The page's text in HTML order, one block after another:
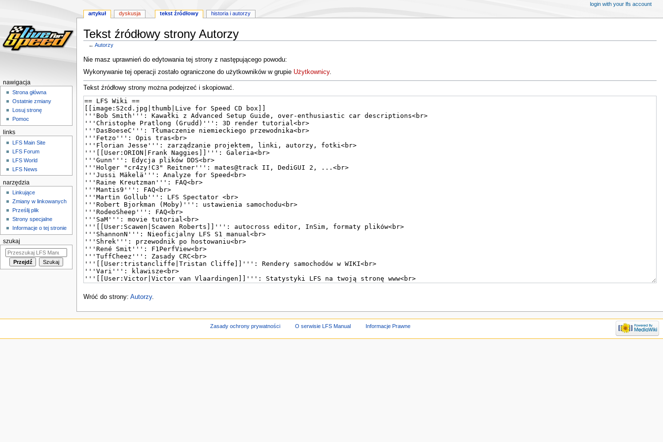
Tekst źródłowy strony Autorzy
←Autorzy
Przejdź
do
Przejdź
do
Nie masz uprawnień do edytowania tej strony z następującego powodu:
Wykonywanie tej operacji zostało ograniczone do użytkowników w grupie Użytkownicy.
Tekst źródłowy strony można podejrzeć i skopiować.
Wróć do strony: Autorzy.
artykuł dyskusja tekst źródłowy historia i autorzy
login with your lfs account
nawigacja
Strona główna
Ostatnie zmiany
Losuj stronę
Pomoc
links
LFS Main Site
LFS Forum
LFS World
LFS News
narzędzia
Linkujące
Zmiany w linkowanych
Prześlij plik
Strony specjalne
Informacje o tej stronie
szukaj
Zasady ochrony prywatności O serwisie LFS Manual Informacje Prawne